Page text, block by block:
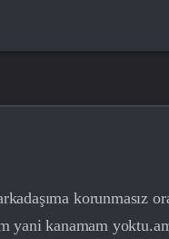
korunmasız
yani kanamam